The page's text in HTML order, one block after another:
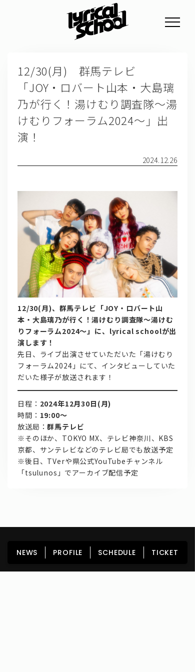
12/30(月) 群馬テレビ
「JOY・ロバート山本・大島璃
乃が行く！湯けむり調査隊～湯
けむりフォーラム2024～」出
演！
2024.12.26
12/30(月)、群馬テレビ「JOY・ロバート山
本・大島璃乃が行く！湯けむり調査隊～湯けむ
りフォーラム2024～」に、lyrical schoolが出
演します！
先日、ライブ出演させていただいた「湯けむり
フォーラム2024」にて、インタビューしていた
だいた様子が放送されます！
日程： 2024年12月30日(月)
時間： 19:00～
放送局：群馬テレビ
※そのほか、TOKYO MX、テレビ神奈川、KBS
京都、サンテレビなどのテレビ局でも放送予定
※後日、TVerや県公式YouTubeチャンネル
「tsulunos」でアーカイブ配信予定
HOME NEWS PROFILE
SCHEDULE
DISCOGRAPHY
GOODS FAN CLUB
NEWS PROFILE SCHEDULE TICKET
PROFILE
SCHEDULE
DISCOGRAPHY
問い合わせ, 取材,出演依頼
lyrical school official web shop